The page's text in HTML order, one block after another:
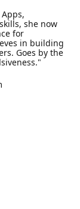
she now
for
in building
Goes by the